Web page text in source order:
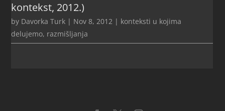
kontekst, 2012.)
by Davorka Turk | Nov 8, 2012 | konteksti u kojima
delujemo, razmišljanja